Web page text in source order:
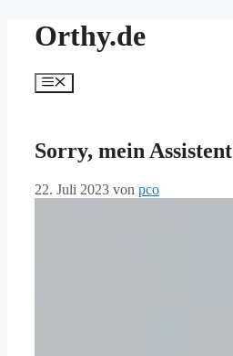
InhaltOrthy.de
Menü
Sorry, mein Assistent
22. Juli 2023 von pco